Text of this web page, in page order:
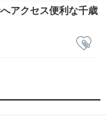
アクセス便利な千歳